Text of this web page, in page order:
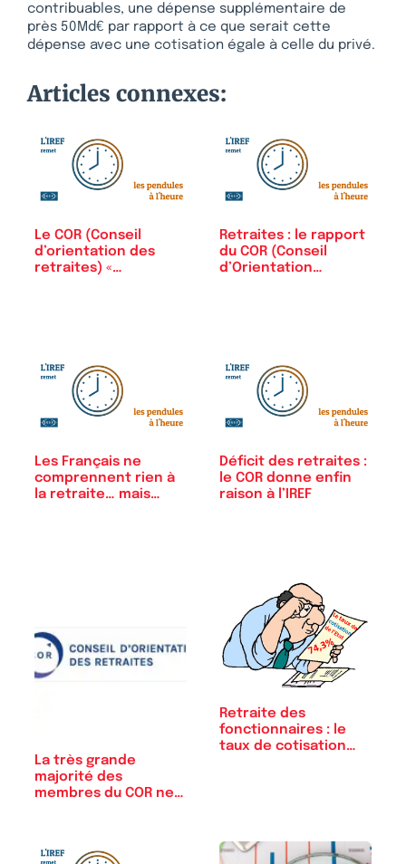
contribuables, une dépense supplémentaire de
près 50Md€ par rapport à ce que serait cette
dépense avec une cotisation égale à celle du privé.
Articles connexes:
Le COR (Conseil
d’orientation des
retraites) «…
Retraites : le rapport
du COR (Conseil
d’Orientation…
Les Français ne
comprennent rien à
la retraite… mais…
Déficit des retraites :
le COR donne enfin
raison à l’IREF
La très grande
majorité des
membres du COR ne
Retraite des
fonctionnaires : le
taux de cotisation…